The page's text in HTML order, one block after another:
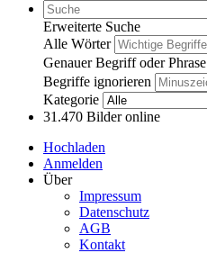
Erweiterte Suche
Alle Wörter
Genauer Begriff oder Phrase
Begriffe ignorieren
Kategorie
31.470 Bilder online
Hochladen
Anmelden
Über
Impressum
Datenschutz
AGB
Kontakt